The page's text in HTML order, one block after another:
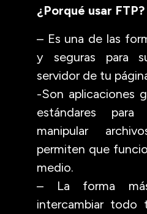
¿Porqué usar FTP?
– Es una de las
y seguras para
servidor de tu
-Son aplicaciones
estándares
manipular
permiten que
medio.
– La forma
intercambiar todo